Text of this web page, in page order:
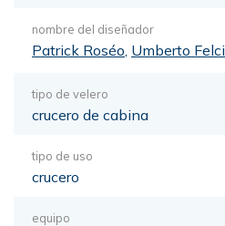
nombre del diseñador
Patrick Roséo Umberto Felci
tipo de velero
crucero de cabina
tipo de uso
crucero
equipo